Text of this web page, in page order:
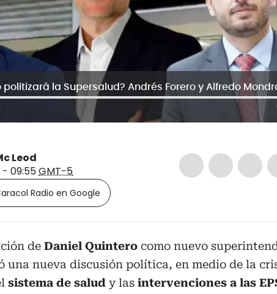
Leod
09:55GMT-5
Radio en Google
de Daniel Quintero como nuevo
una nueva discusión política, en medio de la
sistema de salud y las intervenciones a las